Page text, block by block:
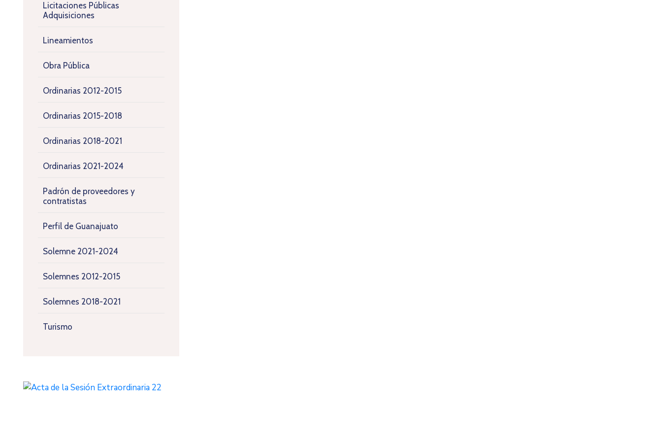
Licitaciones Públicas
Adquisiciones
Lineamientos
Obra Pública
Ordinarias 2012-2015
Ordinarias 2015-2018
Ordinarias 2018-2021
Ordinarias 2021-2024
Padrón de proveedores y
contratistas
Perfil de Guanajuato
Solemne 2021-2024
Solemnes 2012-2015
Solemnes 2018-2021
Turismo